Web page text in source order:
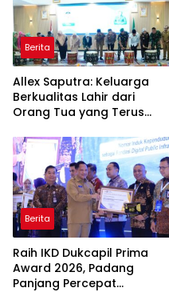
Berita
Allex Saputra: Keluarga
Berkualitas Lahir dari
Orang Tua yang Terus
Berita
Raih IKD Dukcapil Prima
Award 2026, Padang
Panjang Percepat